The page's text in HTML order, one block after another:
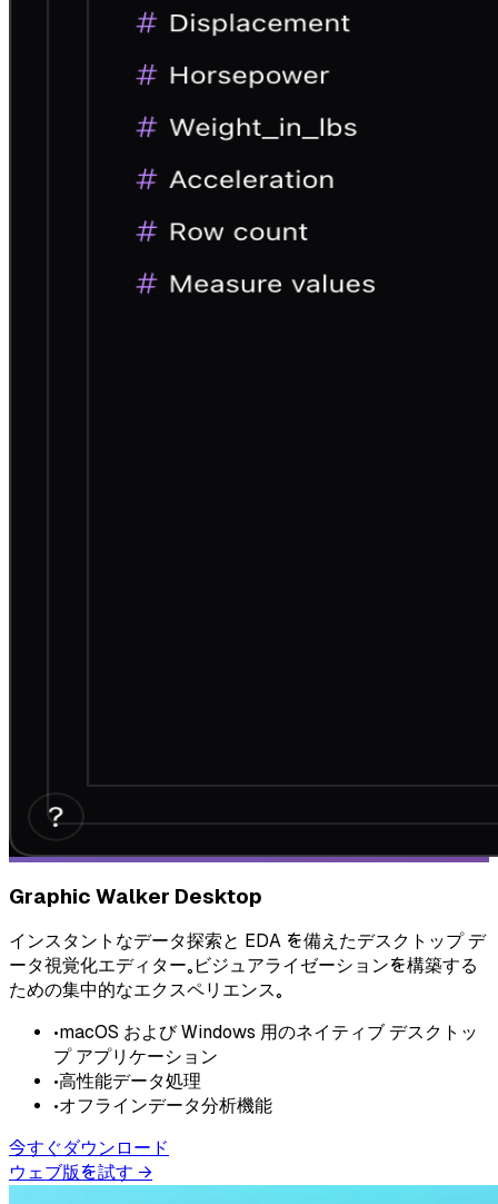
Graphic Walker Desktop
インスタントなデータ探索と EDA を備えたデスクトップ デ
ータ視覚化エディター。ビジュアライゼーションを構築する
ための集中的なエクスペリエンス。
•macOS および Windows 用のネイティブ デスクトッ
プ アプリケーション
•高性能データ処理
•オフラインデータ分析機能
今すぐダウンロード
ウェブ版を試す →